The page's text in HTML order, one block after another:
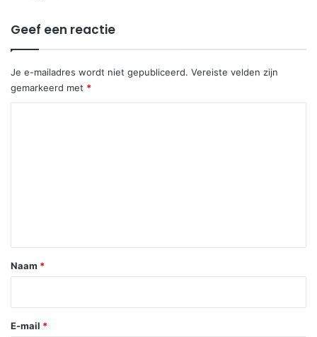
Geef een reactie
Je e-mailadres wordt niet gepubliceerd. Vereiste velden zijn
gemarkeerd met *
*
Naam *
E-mail *